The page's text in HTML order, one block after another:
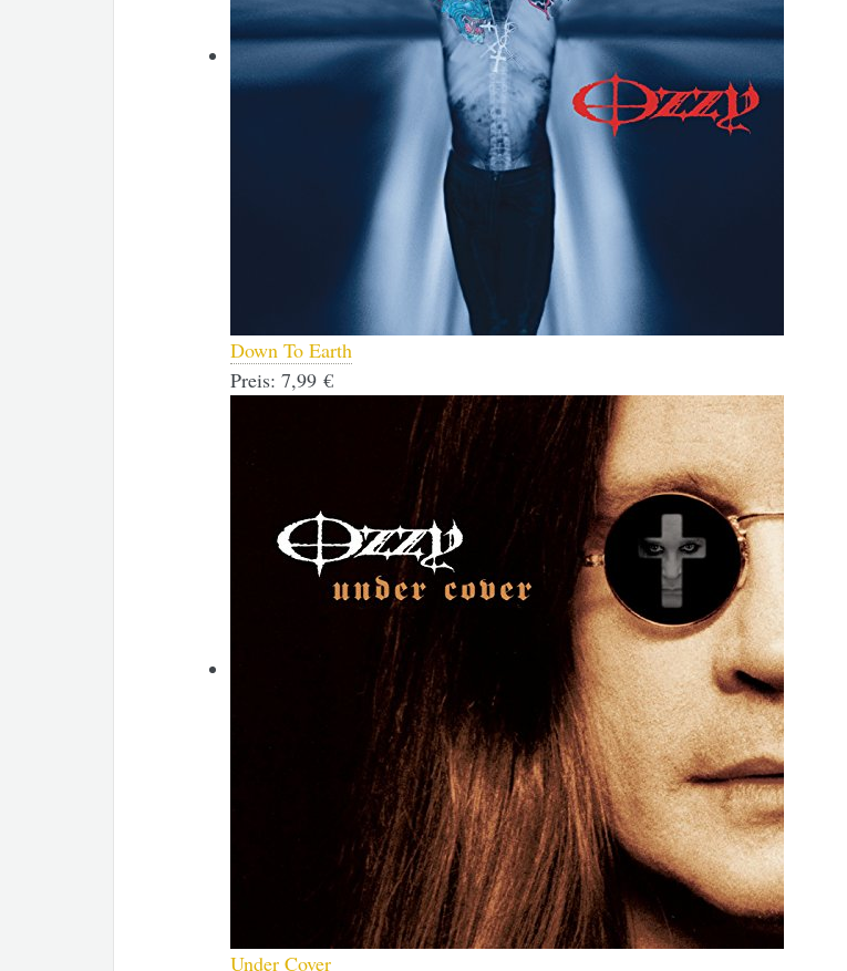
Down To Earth
Preis: 7,99 €
Under Cover